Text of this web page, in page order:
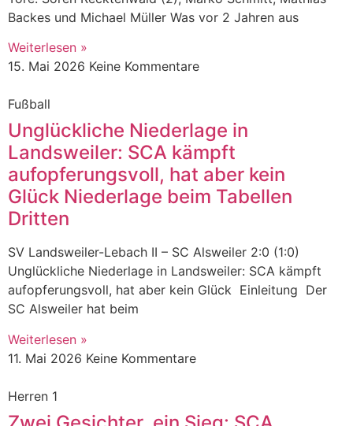
Backes und Michael Müller Was vor 2 Jahren aus
Weiterlesen »
15. Mai 2026 Keine Kommentare
Fußball
Unglückliche Niederlage in
Landsweiler: SCA kämpft
aufopferungsvoll, hat aber kein
Glück Niederlage beim Tabellen
Dritten
SV Landsweiler-Lebach II – SC Alsweiler 2:0 (1:0)
Unglückliche Niederlage in Landsweiler: SCA kämpft
aufopferungsvoll, hat aber kein Glück Einleitung Der
SC Alsweiler hat beim
Weiterlesen »
11. Mai 2026 Keine Kommentare
Herren 1